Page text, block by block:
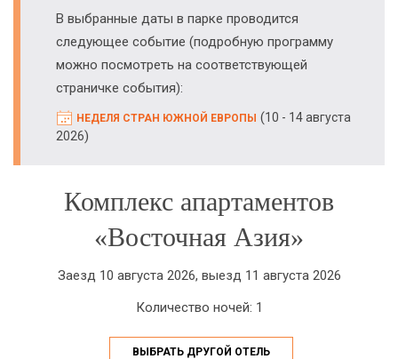
В выбранные даты в парке проводится
следующее событие (подробную программу
можно посмотреть на соответствующей
страничке события):
НЕДЕЛЯ СТРАН ЮЖНОЙ ЕВРОПЫ (10 - 14 августа
2026)
Комплекс апартаментов
«Восточная Азия»
Заезд 10 августа 2026, выезд 11 августа 2026
Количество ночей: 1
ВЫБРАТЬ ДРУГОЙ ОТЕЛЬ